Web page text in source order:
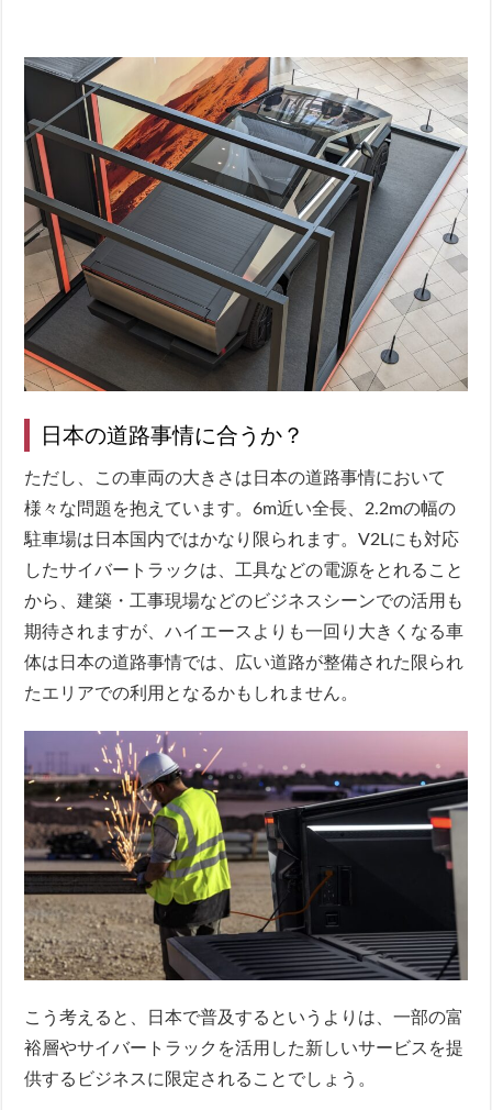
日本の道路事情に合うか？
ただし、この車両の大きさは日本の道路事情において
様々な問題を抱えています。6m近い全長、2.2mの幅の
駐車場は日本国内ではかなり限られます。V2Lにも対応
したサイバートラックは、工具などの電源をとれること
から、建築・工事現場などのビジネスシーンでの活用も
期待されますが、ハイエースよりも一回り大きくなる車
体は日本の道路事情では、広い道路が整備された限られ
たエリアでの利用となるかもしれません。
こう考えると、日本で普及するというよりは、一部の富
裕層やサイバートラックを活用した新しいサービスを提
供するビジネスに限定されることでしょう。